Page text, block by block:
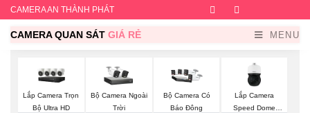
CAMERA AN THÀNH PHÁT Facebook
CAMERA QUAN SÁT GIÁ RẺ MENU
Lắp Camera Trọn
Bộ Ultra HD
Bộ Camera Ngoài
Trời
Bộ Camera Có
Báo Đông
Lắp Camera
Speed Dome